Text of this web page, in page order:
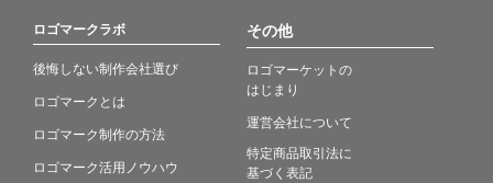
ロゴマークラボ
後悔しない制作会社選び
ロゴマークとは
ロゴマーク制作の方法
ロゴマーク活用ノウハウ
その他
ロゴマーケットの
はじまり
運営会社について
特定商品取引法に
基づく表記